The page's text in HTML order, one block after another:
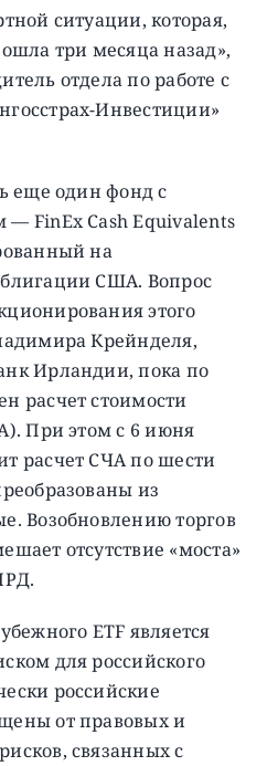
ситуации, которая,
три месяца назад»,
отдела по работе с
Инвестиции»
еще один фонд с
FinEx Cash Equivalents
на
США. Вопрос
этого
Крейнделя,
Ирландии, пока по
расчет стоимости
При этом с 6 июня
расчет СЧА по шести
из
Возобновлению торгов
отсутствие «моста»
ETF является
для российского
российские
от правовых и
связанных с